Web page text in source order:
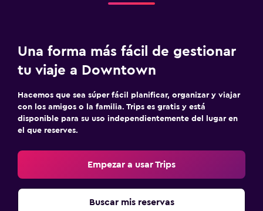
Una forma más fácil de gestionar
tu viaje a Downtown
Hacemos que sea súper fácil planificar, organizar y viajar
con los amigos o la familia. Trips es gratis y está
disponible para su uso independientemente del lugar en
el que reserves.
Empezar a usar Trips
Buscar mis reservas